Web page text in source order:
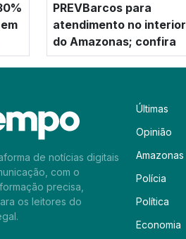
PREVBarcos para
atendimento no interior
do Amazonas; confira
de notícias digitais
com o
precisa,
os leitores do
Últimas
Opinião
Amazonas
Polícia
Política
Economia